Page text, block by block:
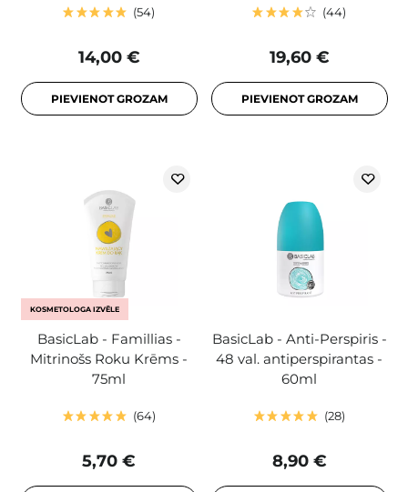
54
14,00 €
PIEVIENOT GROZAM
44
19,60 €
PIEVIENOT GROZAM
KOSMETOLOGA IZVĒLE
BasicLab - Famillias -
Mitrinošs Roku Krēms -
75ml
64
5,70 €
BasicLab - Anti-Perspiris -
48 val. antiperspirantas -
60ml
28
8,90 €